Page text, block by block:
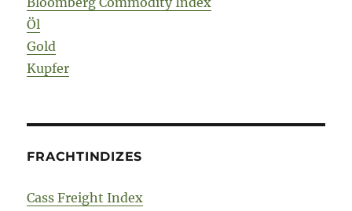
Öl
Gold
Kupfer
FRACHTINDIZES
Cass Freight Index